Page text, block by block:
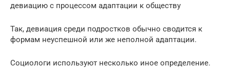
девиацию с процессом адаптации к обществу
Так, девиация среди подростков обычно сводится к
формам неуспешной или же неполной адаптации.
Социологи используют несколько иное определение.